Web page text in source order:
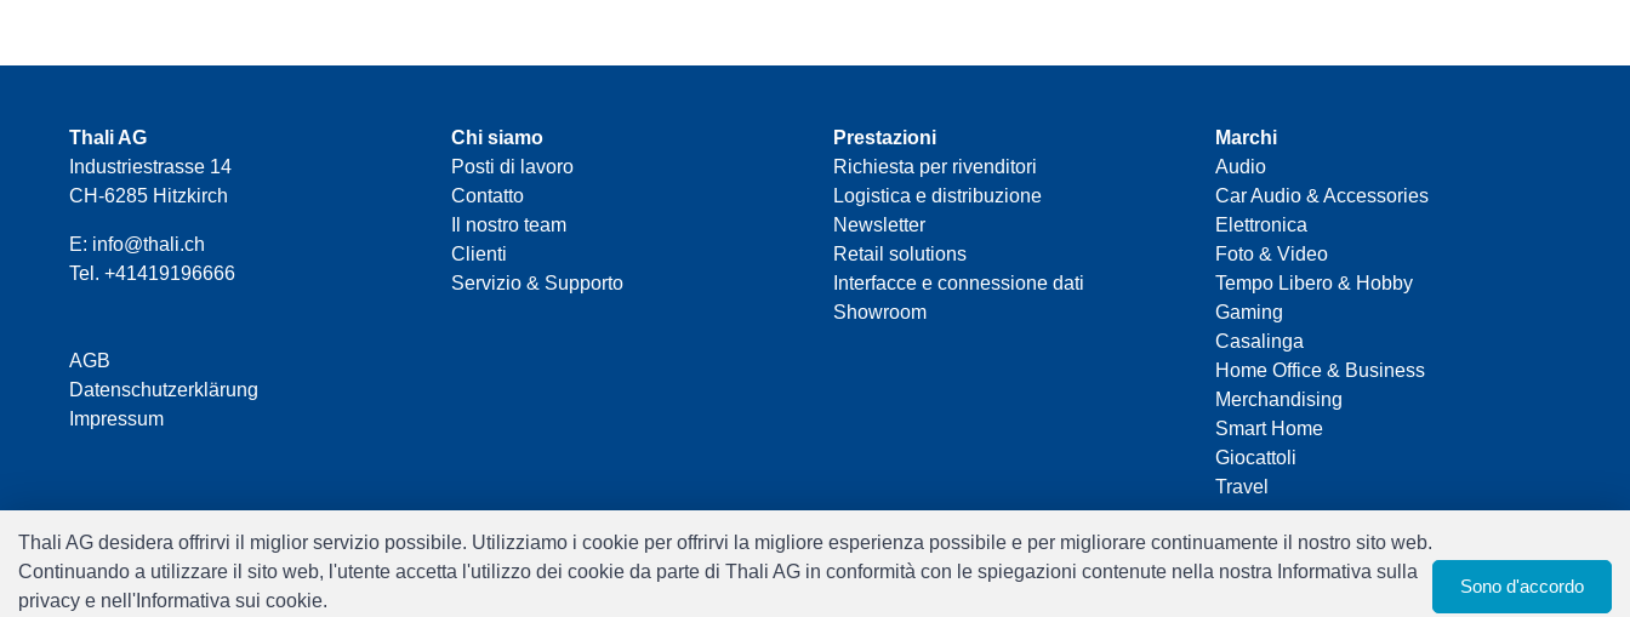
Thali AG
Industriestrasse 14
CH-6285 Hitzkirch
E: info@thali.ch
Tel. +41419196666
AGB
Datenschutzerklärung
Impressum
Chi siamo
Posti di lavoro
Contatto
Il nostro team
Clienti
Servizio & Supporto
Prestazioni
Richiesta per rivenditori
Logistica e distribuzione
Newsletter
Retail solutions
Interfacce e connessione dati
Showroom
Marchi
Audio
Car Audio & Accessories
Elettronica
Foto & Video
Tempo Libero & Hobby
Gaming
Casalinga
Home Office & Business
Merchandising
Smart Home
Giocattoli
Travel
Thali AG desidera offrirvi il miglior servizio possibile. Utilizziamo i cookie per offrirvi la migliore esperienza possibile e per migliorare continuamente il nostro sito web.
Continuando a utilizzare il sito web, l'utente accetta l'utilizzo dei cookie da parte di Thali AG in conformità con le spiegazioni contenute nella nostra Informativa sulla
privacy e nell'Informativa sui cookie.
Sono d'accordo